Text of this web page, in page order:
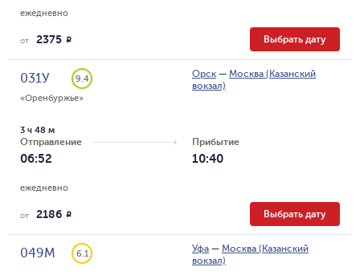
ежедневно
от 2375 R Выбрать дату
031У
9.4
«Оренбуржье»
Орск — Москва (Казанский
вокзал)
Отправление
06:52
3 ч 48 м
Прибытие
10:40
ежедневно
от 2186 R Выбрать дату
049М 6.1 Уфа — Москва (Казанский
вокзал)